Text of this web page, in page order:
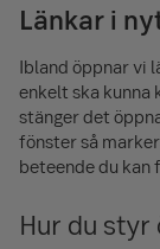
Länkar i
Ibland öppnar vi
enkelt ska
stänger det
fönster så
beteende du kan
Hur du styr